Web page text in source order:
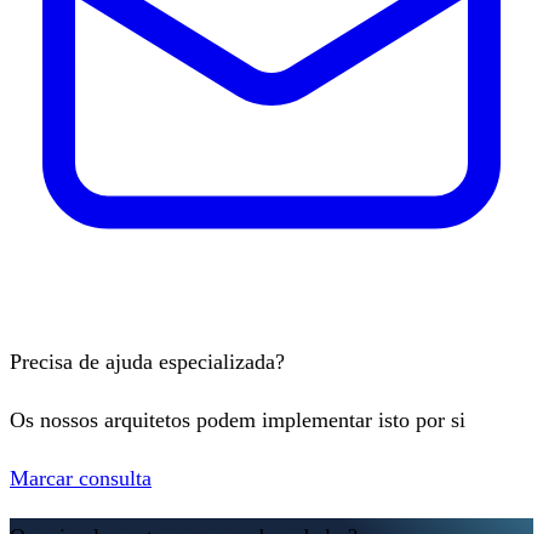
Precisa de ajuda especializada?
Os nossos arquitetos podem implementar isto por si
Marcar consulta